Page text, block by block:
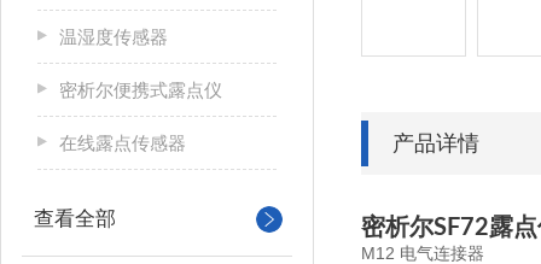
温湿度传感器
密析尔便携式露点仪
在线露点传感器
查看全部
产品详情
密析尔SF72露
M12 电气连接器